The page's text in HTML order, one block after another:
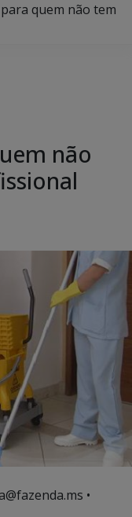
quem não tem
não
•